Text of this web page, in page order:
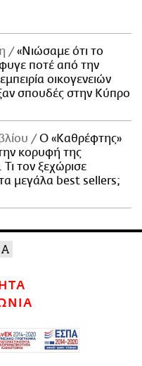
«Νιώσαμε ότι το
ποτέ από την
οικογενειών
σπουδές στην Κύπρο
Ο «Καθρέφτης»
κορυφή της
τον ξεχώρισε
μεγάλα best sellers;